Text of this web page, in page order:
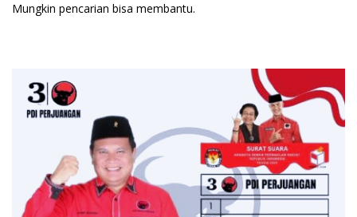
Mungkin pencarian bisa membantu.